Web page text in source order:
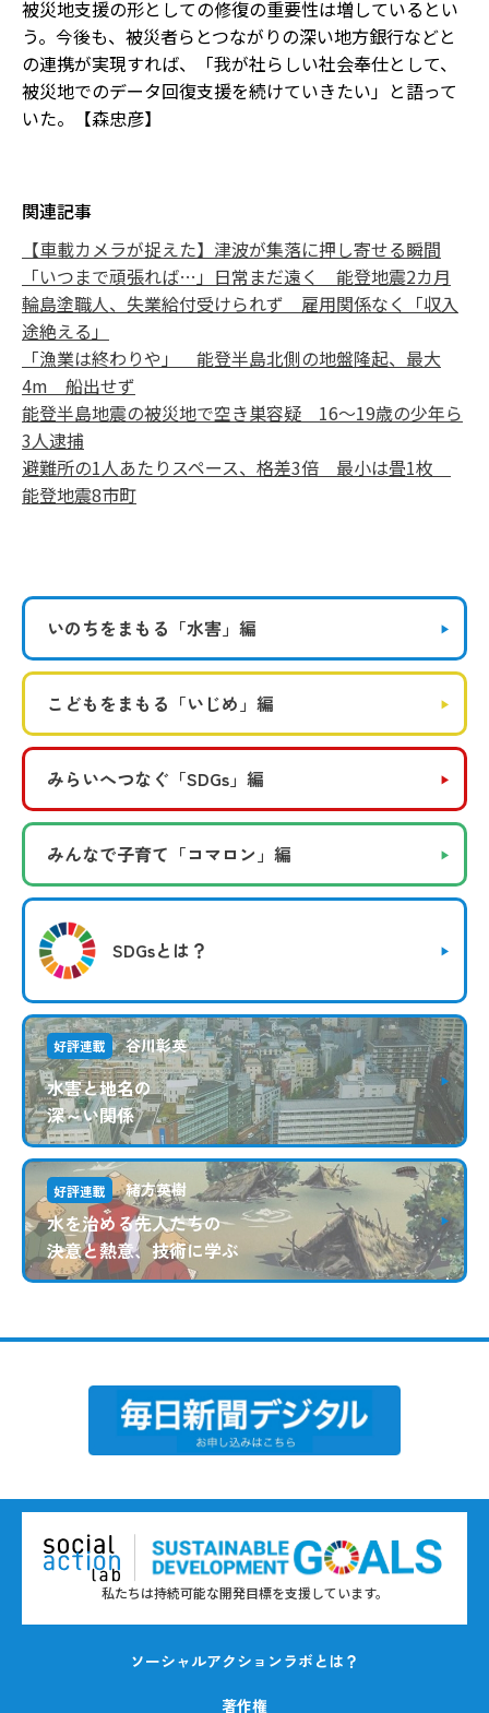
被災地支援の形としての修復の重要性は増しているとい
う。今後も、被災者らとつながりの深い地方銀行などと
の連携が実現すれば、「我が社らしい社会奉仕として、
被災地でのデータ回復支援を続けていきたい」と語って
いた。【森忠彦】
関連記事
【車載カメラが捉えた】津波が集落に押し寄せる瞬間
「いつまで頑張れば…」日常まだ遠く 能登地震2カ月
輪島塗職人、失業給付受けられず 雇用関係なく「収入
途絶える」
「漁業は終わりや」 能登半島北側の地盤隆起、最大
4m 船出せず
能登半島地震の被災地で空き巣容疑 16～19歳の少年ら
3人逮捕
避難所の1人あたりスペース、格差3倍 最小は畳1枚
能登地震8市町
いのちをまもる 「水害」編
こどもをまもる 「いじめ」編
みらいへつなぐ 「SDGs」編
みんなで子育て 「コマロン」編
SDGsとは？
好評連載 谷川彰英
水害と地名の
深～い関係
好評連載 緒方英樹
水を治める先人たちの
決意と熱意、技術に学ぶ
私たちは持続可能な開発目標を支援しています。
ソーシャルアクションラボとは？
著作権